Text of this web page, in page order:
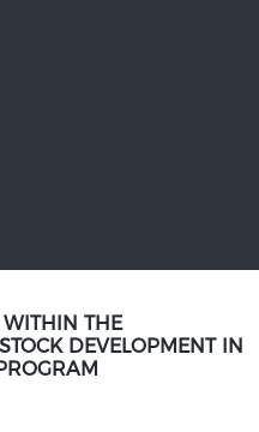
WITHIN THE
DEVELOPMENT IN